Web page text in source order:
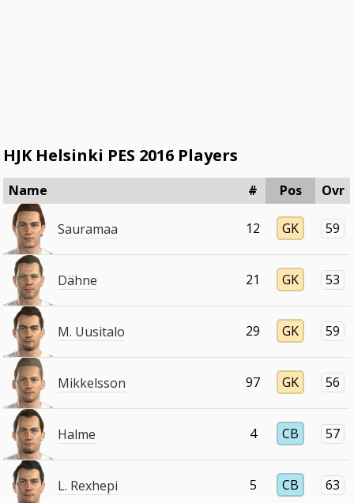
HJK Helsinki PES 2016 Players
Name # Pos Ovr
Sauramaa 12 GK 59
Dähne 21 GK 53
M. Uusitalo 29 GK 59
Mikkelsson 97 GK 56
Halme 4 CB 57
L. Rexhepi 5 CB 63